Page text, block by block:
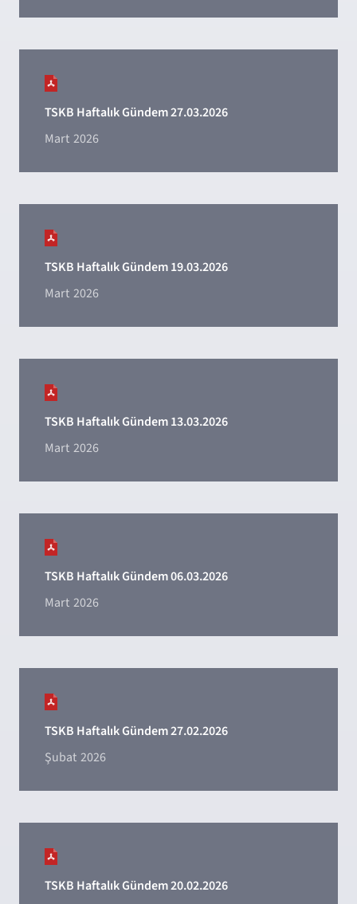
TSKB Haftalık Gündem 27.03.2026
Mart 2026
TSKB Haftalık Gündem 19.03.2026
Mart 2026
TSKB Haftalık Gündem 13.03.2026
Mart 2026
TSKB Haftalık Gündem 06.03.2026
Mart 2026
TSKB Haftalık Gündem 27.02.2026
Şubat 2026
TSKB Haftalık Gündem 20.02.2026